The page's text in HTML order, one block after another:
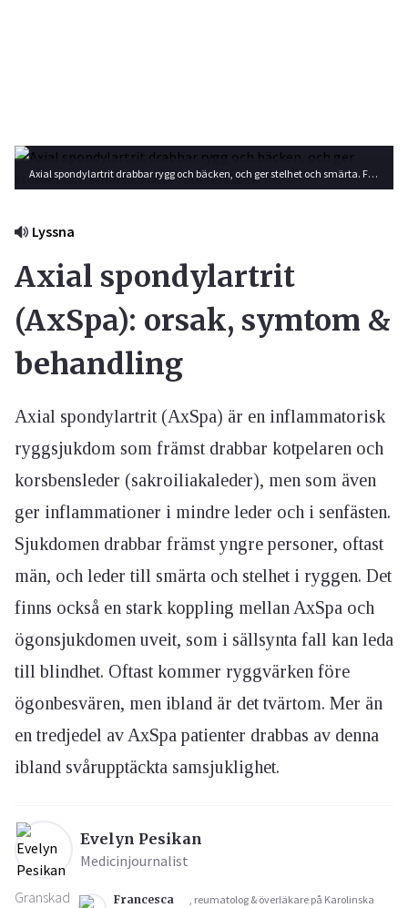
Axial spondylartrit drabbar rygg och bäcken, och ger stelhet och smärta. Foto: Shutterstock
Lyssna
Axial spondylartrit
(AxSpa): orsak, symtom &
behandling
Axial spondylartrit (AxSpa) är en inflammatorisk
ryggsjukdom som främst drabbar kotpelaren och
korsbensleder (sakroiliakaleder), men som även
ger inflammationer i mindre leder och i senfästen.
Sjukdomen drabbar främst yngre personer, oftast
män, och leder till smärta och stelhet i ryggen. Det
finns också en stark koppling mellan AxSpa och
ögonsjukdomen uveit, som i sällsynta fall kan leda
till blindhet. Oftast kommer ryggvärken före
ögonbesvären, men ibland är det tvärtom. Mer än
en tredjedel av AxSpa patienter drabbas av denna
ibland svårupptäckta samsjuklighet.
Evelyn Pesikan
Medicinjournalist
Granskad
Francesca
, reumatolog & överläkare på Karolinska